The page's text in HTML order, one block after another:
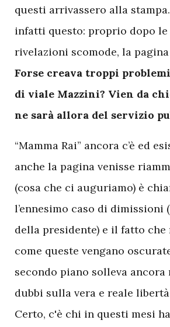
questi arrivassero alla
infatti questo: proprio dopo
rivelazioni scomode, la
Forse creava troppi
di viale Mazzini? Vien da
ne sarà allora del servizio
“Mamma Rai” ancora c’è ed
anche la pagina venisse
(cosa che ci auguriamo) è
l’ennesimo caso di
della presidente) e il fatto
come queste vengano
secondo piano solleva
dubbi sulla vera e reale
Certo, c'è chi in questi mesi